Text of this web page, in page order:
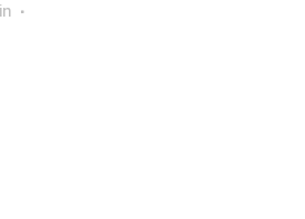
in